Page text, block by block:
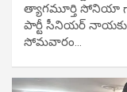
త్యాగమూర్తి సోనియా
పార్టీ సీనియ‌ర్
సోమవారం…